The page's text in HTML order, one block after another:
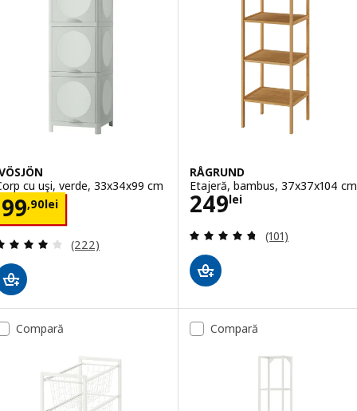
cu uşi, verde, 33x34x99 cm
99,90lei
99,90lei
Evaluare: 4.1 din 5 stele. Total recenzii:
(222)
RÅGRUND
Etajeră, bambus, 37x37x104 cm
249lei
Preţ 249lei
Evaluare: 4.7
(101)
Compară Compară